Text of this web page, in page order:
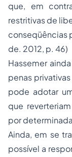
que, em
restritivas de
conseqüências
de. 2012, p. 46)
Hassemer
penas
pode adotar
que
por
Ainda, em se
possível a